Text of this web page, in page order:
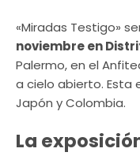
«Miradas Testigo»
noviembre en
Palermo, en el
a cielo abierto. Esta
Japón y Colombia.
La